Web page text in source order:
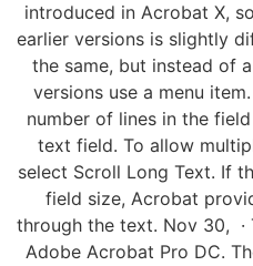
introduced in Acrobat X,
earlier versions is slightly
the same, but instead of
versions use a menu
number of lines in the
text field. To allow
select Scroll Long Text. If
field size, Acrobat
through the text. Nov 30, ·
Adobe Acrobat Pro DC.